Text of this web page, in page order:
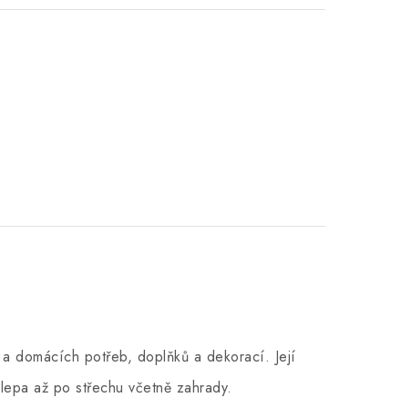
domácích potřeb, doplňků a dekorací. Její
až po střechu včetně zahrady.